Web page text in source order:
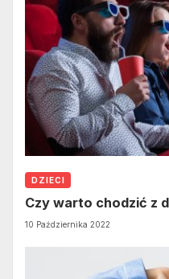
DZIECI
Czy warto chodzić z
10 Października 2022